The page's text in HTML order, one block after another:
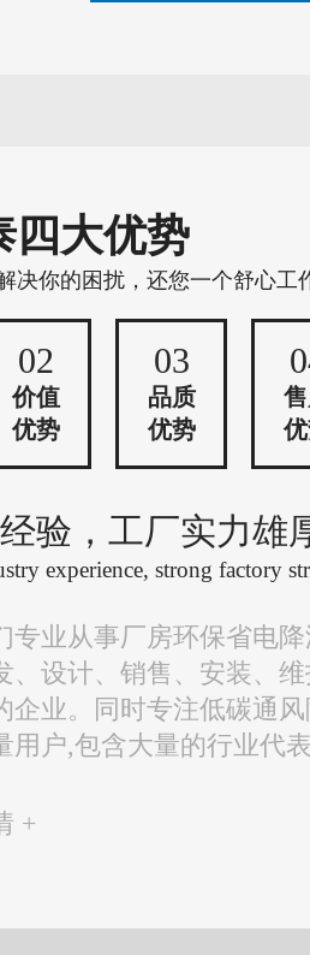
四大优势
决你的困扰，还您一个舒心工
02
价值
优势
03
品质
优势
验，工厂实力雄
experience, strong factory
专业从事厂房环保省电
、设计、销售、安装、
企业。同时专注低碳通
用户,包含大量的行业代
+